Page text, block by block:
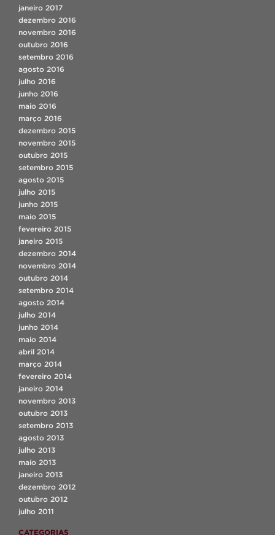
janeiro 2017
dezembro 2016
novembro 2016
outubro 2016
setembro 2016
agosto 2016
julho 2016
junho 2016
maio 2016
março 2016
dezembro 2015
novembro 2015
outubro 2015
setembro 2015
agosto 2015
julho 2015
junho 2015
maio 2015
fevereiro 2015
janeiro 2015
dezembro 2014
novembro 2014
outubro 2014
setembro 2014
agosto 2014
julho 2014
junho 2014
maio 2014
abril 2014
março 2014
fevereiro 2014
janeiro 2014
novembro 2013
outubro 2013
setembro 2013
agosto 2013
julho 2013
maio 2013
janeiro 2013
dezembro 2012
outubro 2012
julho 2011
CATEGORIAS